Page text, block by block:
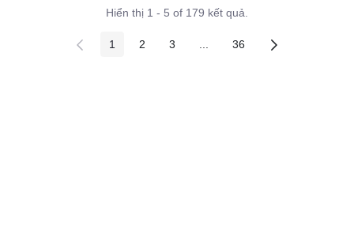
Hiển thị 1 - 5 of 179 kết quả.
Các trang trên cổng
1 Các trang trên cổng
2 Các trang trên cổng
3 Các trang trung gian
Các trang trên cổng
36